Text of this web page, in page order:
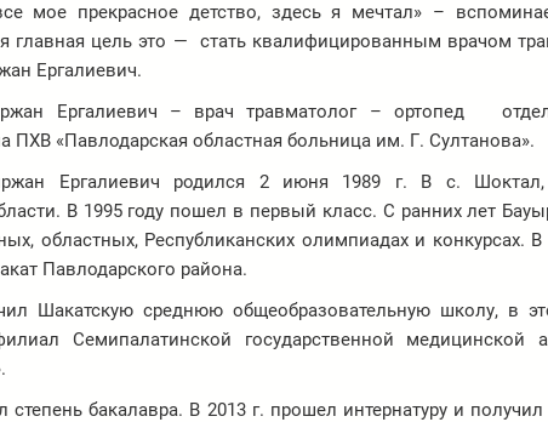
мое прекрасное детство, здесь я мечтал» –
главная цель это — стать квалифицированным врачом
Ергалиевич.
Ергалиевич – врач травматолог – ортопед
ПХВ «Павлодарская областная больница им. Г. Султанова».
Ергалиевич родился 2 июня 1989 г. В с. Шоктал,
В 1995 году пошел в первый класс. С ранних лет
областных, Республиканских олимпиадах и конкурсах.
Павлодарского района.
Шакатскую среднюю общеобразовательную школу, в
Семипалатинской государственной медицинской
степень бакалавра. В 2013 г. прошел интернатуру и